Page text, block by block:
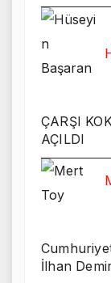
ÇARŞI
AÇILDI
İlhan